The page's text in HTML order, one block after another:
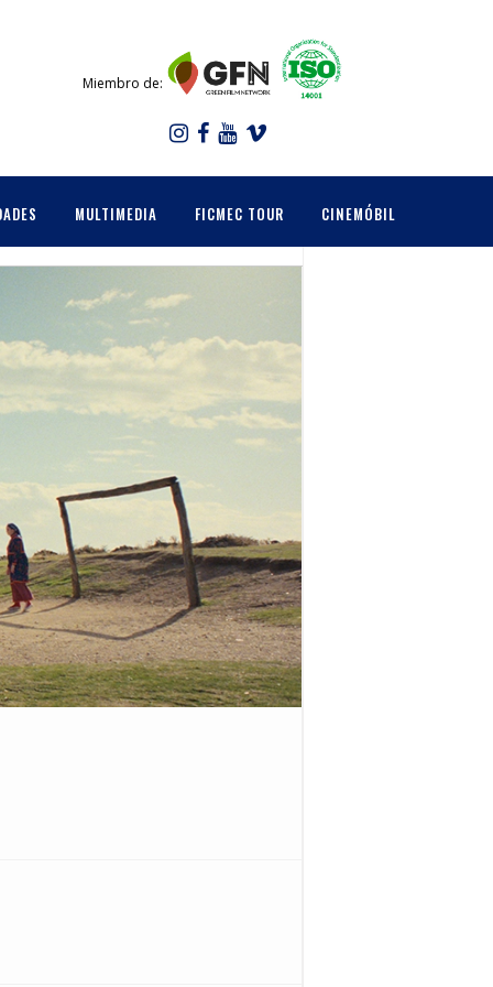
Miembro de:
MULTIMEDIA FICMEC TOUR CINEMÓBIL